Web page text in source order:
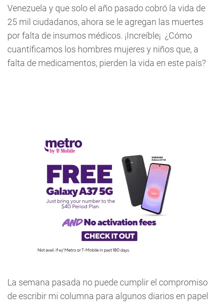
Venezuela y que solo el año pasado cobró la vida de
25 mil ciudadanos, ahora se le agregan las muertes
por falta de insumos médicos. ¡Increíble¡ ¿Cómo
cuantíficamos los hombres mujeres y niños que, a
falta de medicamentos, pierden la vida en este país?
La semana pasada no puede cumplir el compromiso
de escribir mi columna para algunos diarios en papel